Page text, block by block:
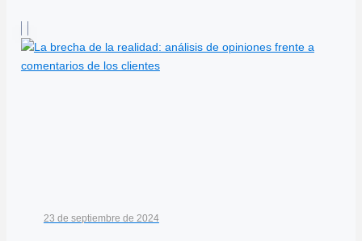
23 de septiembre de 2024